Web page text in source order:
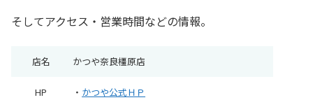
そしてアクセス・営業時間などの情報。
店名 かつや奈良橿原店
HP ・ かつや公式ＨＰ